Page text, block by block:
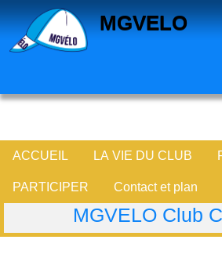
MGVELO
ACCUEIL LA VIE DU CLUB
PARTICIPER Contact et plan
MGVELO Club
Panneau de gestion des cookies